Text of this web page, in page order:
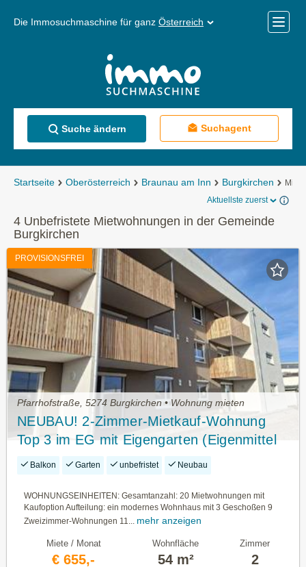
Die Immosuchmaschine für ganz Österreich
Menü
Suche ändern Suchagent
Startseite Oberösterreich Braunau am Inn Burgkirchen
Aktuellste zuerst
4 Unbefristete Mietwohnungen in der Gemeinde
Burgkirchen
PROVISIONSFREI
Pfarrhofstraße, 5274 Burgkirchen • Wohnung mieten
NEUBAU! 2-Zimmer-Mietkauf-Wohnung
Top 3 im EG mit Eigengarten (Eigenmittel
erforderlich)
Balkon Garten unbefristet Neubau
WOHNUNGSEINHEITEN: Gesamtanzahl: 20 Mietwohnungen mit
Kaufoption Aufteilung: ein modernes Wohnhaus mit 3 Geschoßen 9
Zweizimmer-Wohnungen 11...
mehr anzeigen
Miete / Monat
€ 655,-
Wohnfläche
54 m²
Zimmer
2